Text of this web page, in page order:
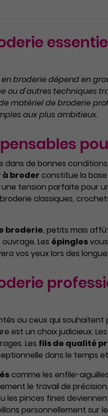
broderie dépend en
ou d'autres techniques
matériel de broderie
aux plus ambitieux.
dans de bonnes
à broder constitue la
tension parfaite pour
classiques,
broderie, petits mais
Les épingles
vos yeux lors des
ou ceux qui
est un choix judicieux. Les
Les fils de qualité
dans le temps
comme les enfile-
le travail de
les pinces fines
personnellement sur